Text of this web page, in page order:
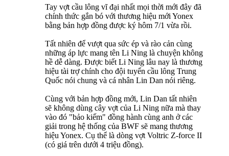
Tay vợt cầu lông vĩ đại nhất mọi thời mới đây đã
chính thức gắn bó với thương hiệu mới Yonex
bằng bản hợp đồng được ký hôm 7/1 vừa rồi.
Tất nhiên để vượt qua sức ép và rào cản cùng
những áp lực mang tên Li Ning là chuyện không
hề dễ dàng. Được biết Li Ning lâu nay là thương
hiệu tài trợ chính cho đội tuyển cầu lông Trung
Quốc nói chung và cá nhân Lin Dan nói riêng.
Cùng với bản hợp đồng mới, Lin Dan tất nhiên
sẽ không dùng cây vợt của Li Ning nữa mà thay
vào đó "bảo kiếm" đồng hành cùng anh ở các
giải trong hệ thống của BWF sẽ mang thương
hiệu Yonex. Cụ thể là dòng vợt Voltric Z-force II
(có giá trên dưới 4 triệu đồng).